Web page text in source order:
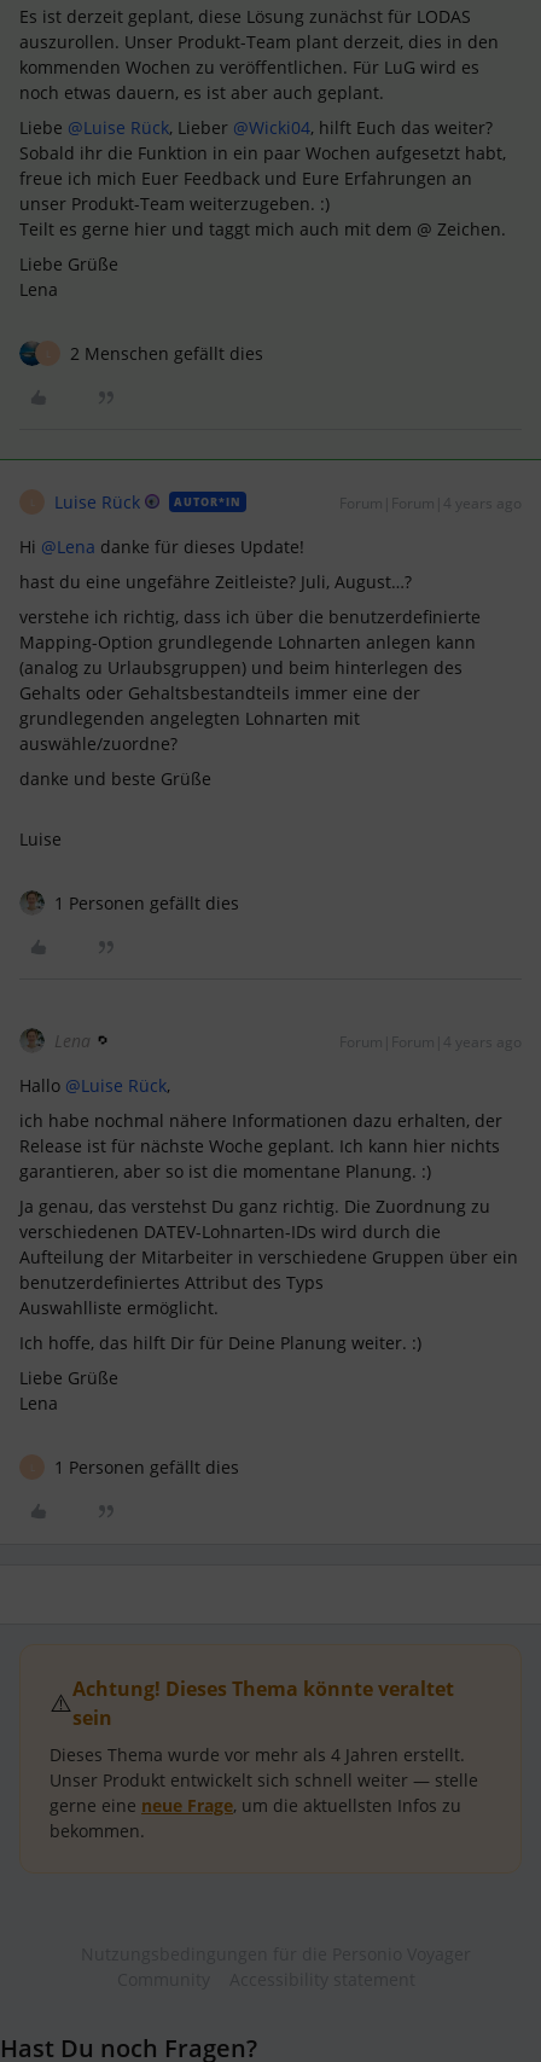
Es ist derzeit geplant, diese Lösung zunächst für LODAS
auszurollen. Unser Produkt-Team plant derzeit, dies in den
kommenden Wochen zu veröffentlichen. Für LuG wird es
noch etwas dauern, es ist aber auch geplant.
Liebe @Luise Rück, Lieber @Wicki04, hilft Euch das weiter?
Sobald ihr die Funktion in ein paar Wochen aufgesetzt habt,
freue ich mich Euer Feedback und Eure Erfahrungen an
unser Produkt-Team weiterzugeben. :)
Teilt es gerne hier und taggt mich auch mit dem @ Zeichen.
Liebe Grüße
Lena
2 Menschen gefällt dies
Luise Rück AUTOR*IN Forum|Forum|4 years ago
Hi @Lena danke für dieses Update!
hast du eine ungefähre Zeitleiste? Juli, August…?
verstehe ich richtig, dass ich über die benutzerdefinierte
Mapping-Option grundlegende Lohnarten anlegen kann
(analog zu Urlaubsgruppen) und beim hinterlegen des
Gehalts oder Gehaltsbestandteils immer eine der
grundlegenden angelegten Lohnarten mit
auswähle/zuordne?
danke und beste Grüße
Luise
1 Personen gefällt dies
Lena Forum|Forum|4 years ago
Hallo @Luise Rück,
ich habe nochmal nähere Informationen dazu erhalten, der
Release ist für nächste Woche geplant. Ich kann hier nichts
garantieren, aber so ist die momentane Planung. :)
Ja genau, das verstehst Du ganz richtig. Die Zuordnung zu
verschiedenen DATEV-Lohnarten-IDs wird durch die
Aufteilung der Mitarbeiter in verschiedene Gruppen über ein
benutzerdefiniertes Attribut des Typs
Auswahlliste ermöglicht.
Ich hoffe, das hilft Dir für Deine Planung weiter. :)
Liebe Grüße
Lena
1 Personen gefällt dies
⚠️Achtung! Dieses Thema könnte veraltet
sein
Dieses Thema wurde vor mehr als 4 Jahren erstellt.
Unser Produkt entwickelt sich schnell weiter — stelle
gerne eine neue Frage, um die aktuellsten Infos zu
bekommen.
Hast Du noch Fragen?